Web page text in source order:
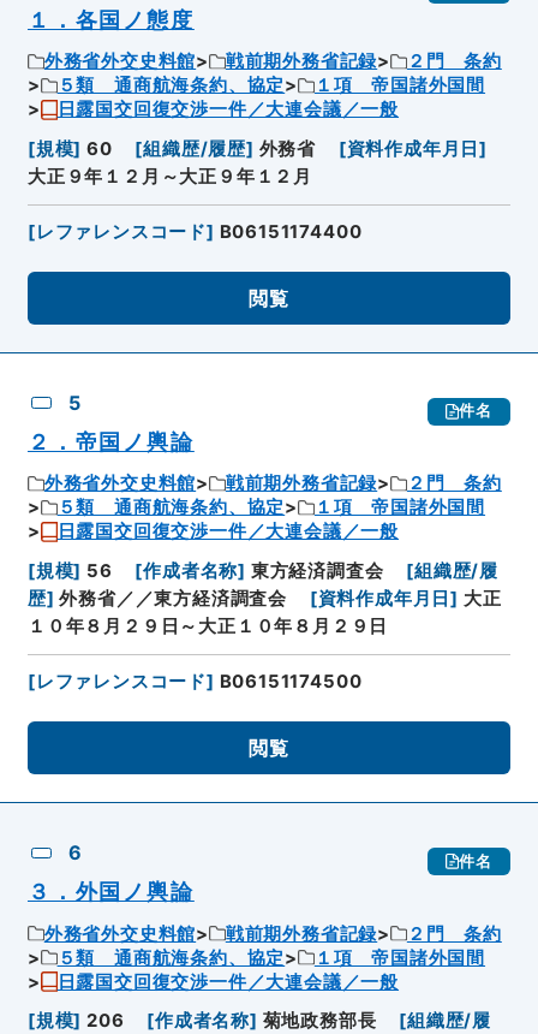
１．各国ノ態度
外務省外交史料館 戦前期外務省記録
２門 条約
５類 通商航海条約、協定
１項 帝国諸外国間
日露国交回復交渉一件／大連会議／一般
[規模] 60 [組織歴/履歴] 外務省 [資料作成年月日]
大正９年１２月～大正９年１２月
[レファレンスコード] B06151174400
閲覧
5 件名
２．帝国ノ輿論
外務省外交史料館 戦前期外務省記録
２門 条約
５類 通商航海条約、協定
１項 帝国諸外国間
日露国交回復交渉一件／大連会議／一般
[規模] 56 [作成者名称] 東方経済調査会 [組織歴/履
歴] 外務省／／東方経済調査会 [資料作成年月日] 大正
１０年８月２９日～大正１０年８月２９日
[レファレンスコード] B06151174500
閲覧
6 件名
３．外国ノ輿論
外務省外交史料館 戦前期外務省記録
２門 条約
５類 通商航海条約、協定
１項 帝国諸外国間
日露国交回復交渉一件／大連会議／一般
[規模] 206 [作成者名称] 菊地政務部長 [組織歴/履